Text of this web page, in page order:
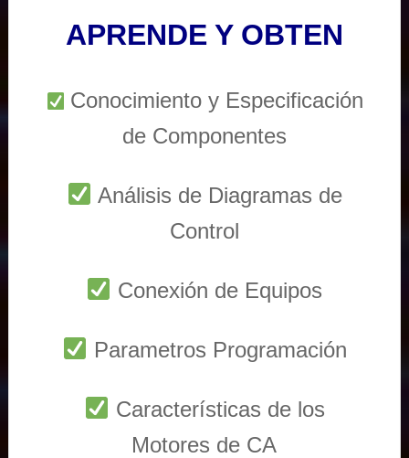
APRENDE Y OBTEN
Conocimiento y Especificación
de Componentes
Análisis de Diagramas de
Control
Conexión de Equipos
Parametros Programación
Características de los
Motores de CA